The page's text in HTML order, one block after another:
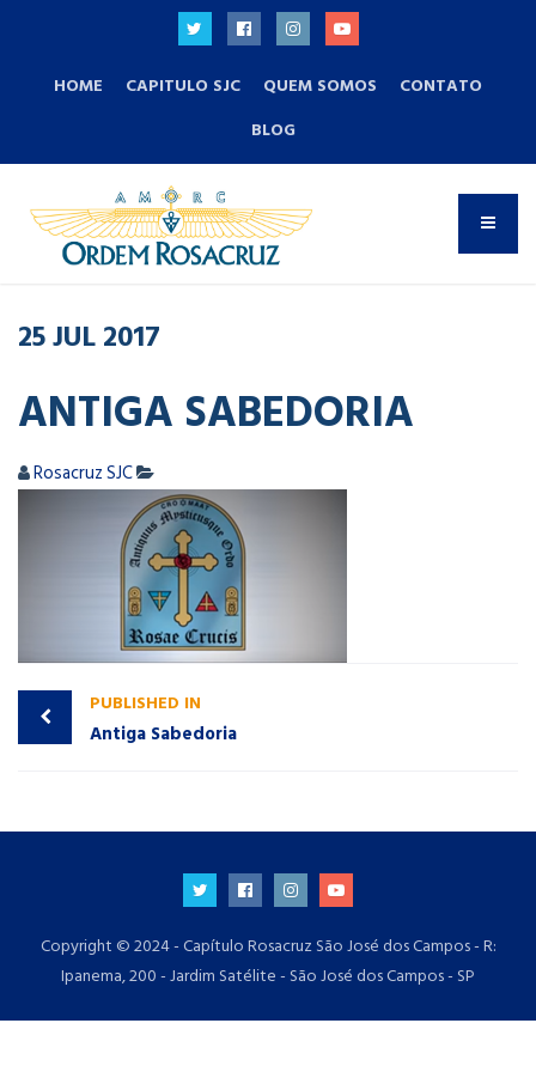
HOME CAPITULO SJC QUEM SOMOS
CONTATO
BLOG
25JUL2017
ANTIGA SABEDORIA
Rosacruz SJC
PUBLISHED IN
Antiga Sabedoria
Copyright © 2024 - Capítulo Rosacruz São José dos Campos - R:
Ipanema, 200 - Jardim Satélite - São José dos Campos - SP